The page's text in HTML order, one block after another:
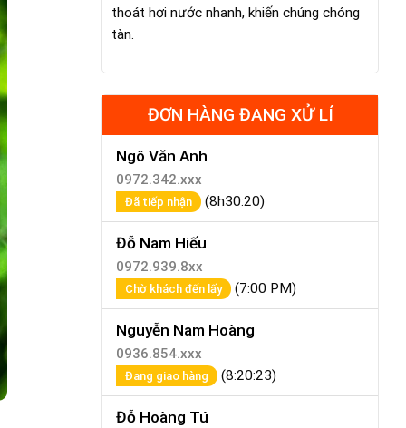
thoát hơi nước nhanh, khiến chúng chóng
tàn.
ĐƠN HÀNG ĐANG XỬ LÍ
Ngô Văn Anh
0972.342.xxx
Đã tiếp nhận (8h30:20)
Đỗ Nam Hiếu
0972.939.8xx
Chờ khách đến lấy (7:00 PM)
Nguyễn Nam Hoàng
0936.854.xxx
Đang giao hàng (8:20:23)
Đỗ Hoàng Tú